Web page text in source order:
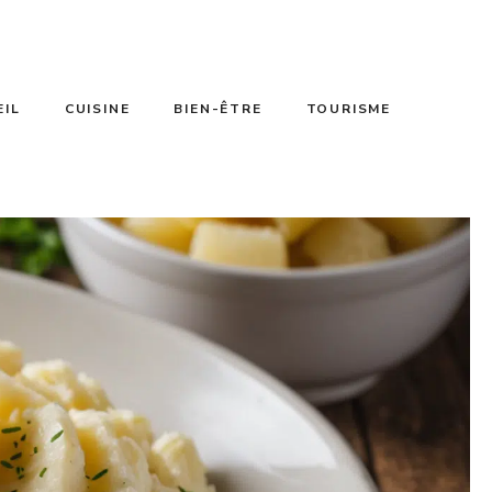
CUISINE BIEN-ÊTRE TOURISME